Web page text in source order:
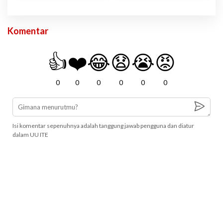
Komentar
👍
0
❤️
0
😂
0
😧
0
😭
0
😡
0
Isi komentar sepenuhnya adalah tanggung jawab pengguna dan diatur
dalam UU ITE